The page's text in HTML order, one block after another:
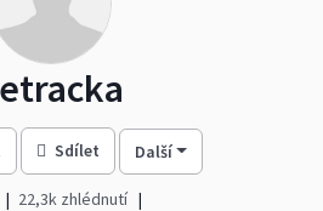
Sdílet Další
22,3k zhlédnutí